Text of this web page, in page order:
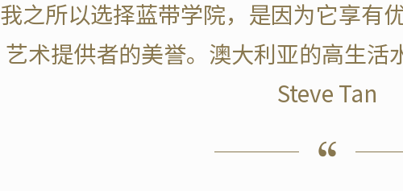
我之所以选择蓝带学院，是因为它享有
艺术提供者的美誉。澳大利亚的高生活
Steve Tan